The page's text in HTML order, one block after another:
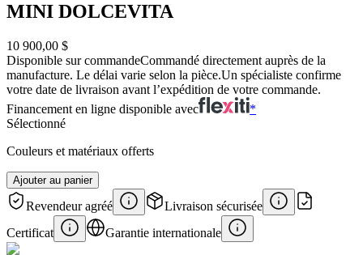
MINI DOLCEVITA
10 900,00 $
Disponible sur commandeCommandé directement auprès de la
manufacture. Le délai varie selon la pièce.Un spécialiste confirme
votre date de livraison avant l’expédition de votre commande.
Financement en ligne disponible avec
*
Sélectionné
Couleurs et matériaux offerts
Ajouter au panier
Revendeur agréé
Livraison sécurisée
Certificat
Garantie internationale